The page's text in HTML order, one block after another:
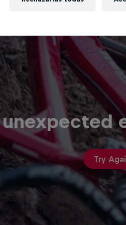
Try